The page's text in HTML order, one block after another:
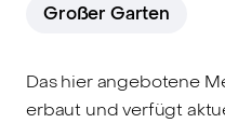
Großer Garten
Das hier angebotene
erbaut und verfügt